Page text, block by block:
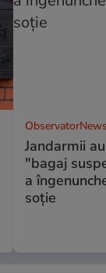
Jandarmii
"bagaj
a
soție